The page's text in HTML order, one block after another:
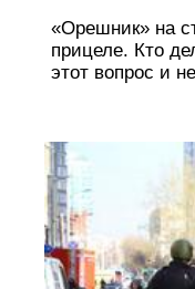
«Орешник» на
прицеле. Кто
этот вопрос и